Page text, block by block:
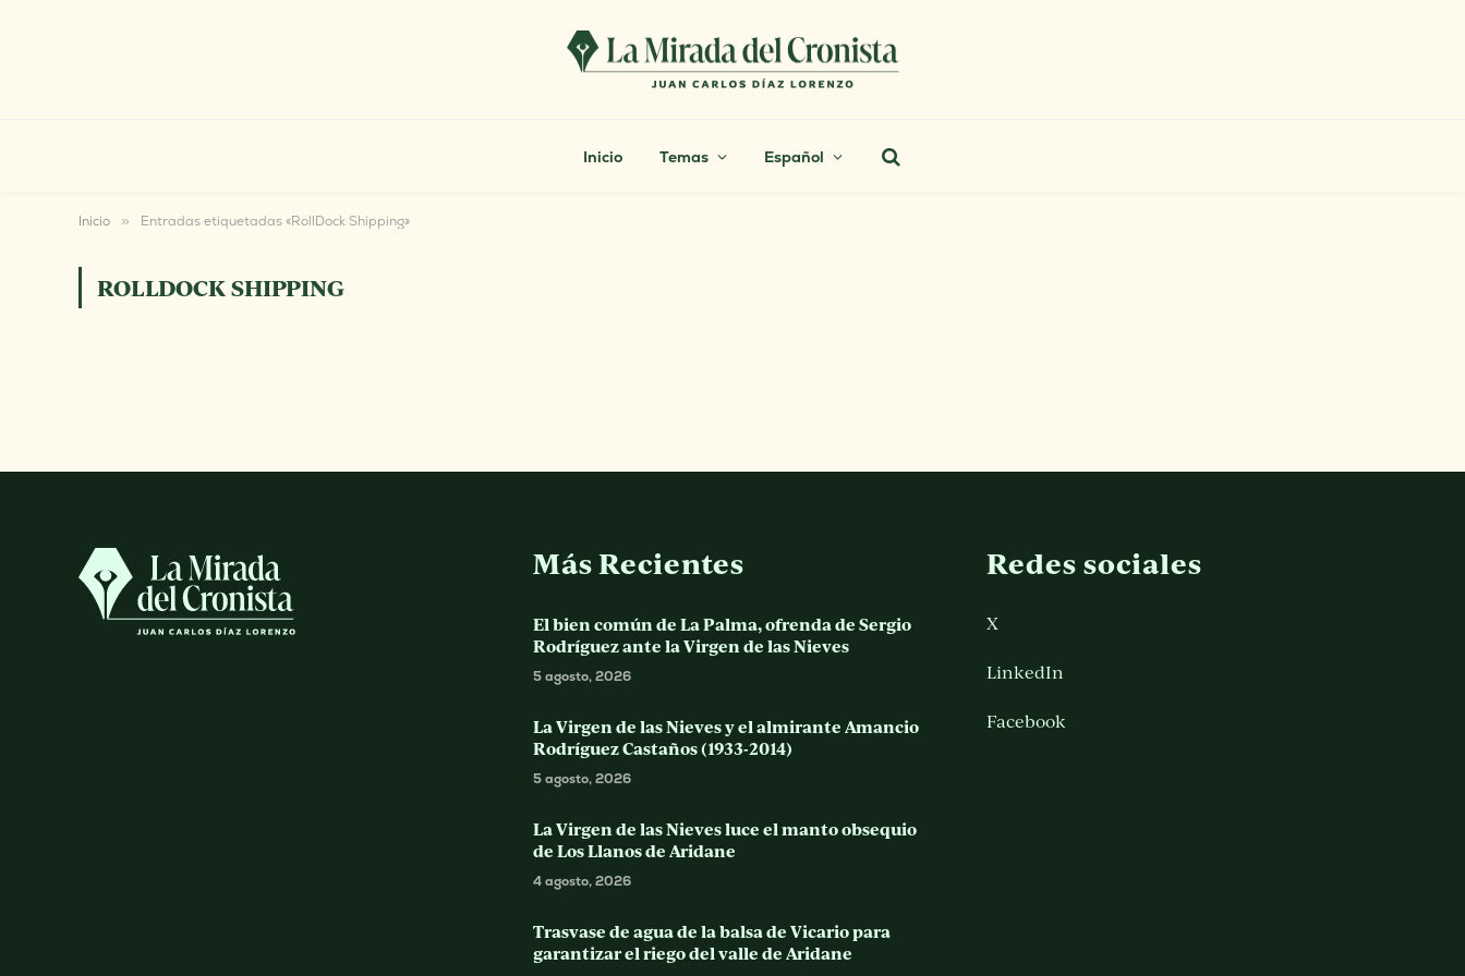
Inicio Temas Español
Inicio » Entradas etiquetadas «RollDock Shipping»
ROLLDOCK SHIPPING
Más Recientes
El bien común de La Palma, ofrenda de Sergio
Rodríguez ante la Virgen de las Nieves
5 agosto, 2026
La Virgen de las Nieves y el almirante Amancio
Rodríguez Castaños (1933-2014)
5 agosto, 2026
La Virgen de las Nieves luce el manto obsequio
de Los Llanos de Aridane
4 agosto, 2026
Trasvase de agua de la balsa de Vicario para
garantizar el riego del valle de Aridane
Redes sociales
X
LinkedIn
Facebook